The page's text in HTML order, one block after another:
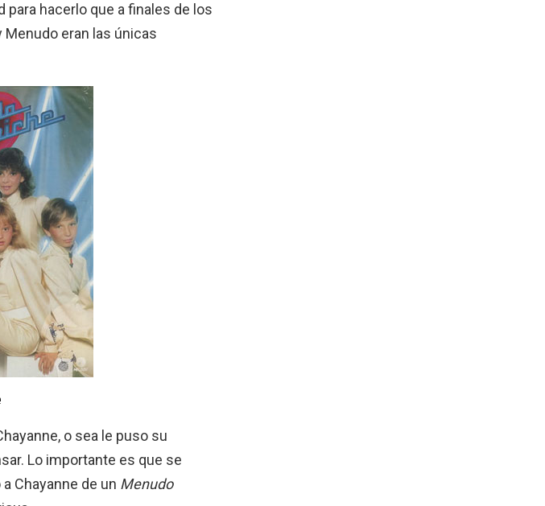
para hacerlo que a finales de los
Menudo eran las únicas
o sea le puso su
Lo importante es que se
Chayanne de un Menudo